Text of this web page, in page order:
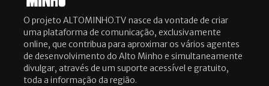
O projeto ALTOMINHO.TV nasce da vontade de criar
uma plataforma de comunicação, exclusivamente
online, que contribua para aproximar os vários agentes
de desenvolvimento do Alto Minho e simultaneamente
divulgar, através de um suporte acessível e gratuito,
toda a informação da região.